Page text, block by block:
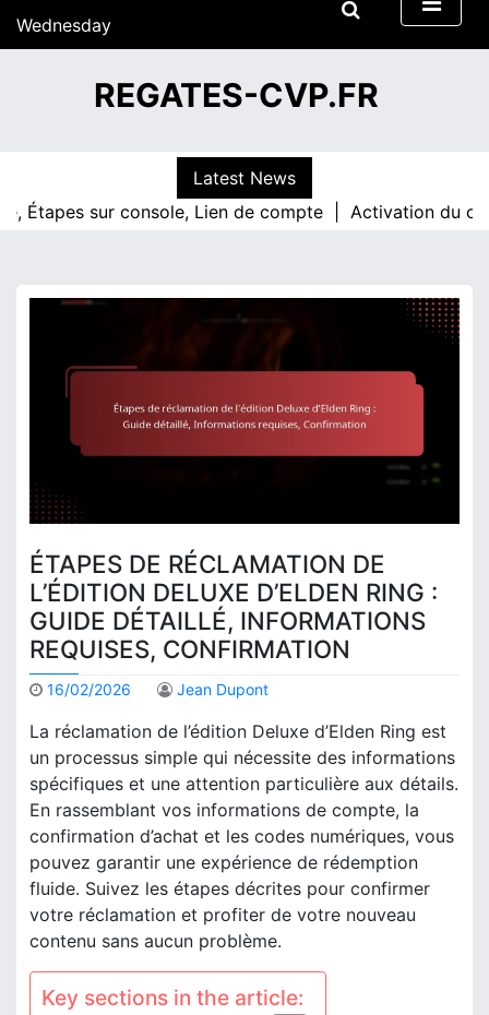
Wednesday
15/07/2026
REGATES-CVP.FR
Latest News
sur console, Lien de compte |Activation du code
ÉTAPES DE RÉCLAMATION DE
L’ÉDITION DELUXE D’ELDEN RING :
GUIDE DÉTAILLÉ, INFORMATIONS
REQUISES, CONFIRMATION
16/02/2026 Jean Dupont
La réclamation de l’édition Deluxe d’Elden Ring est
un processus simple qui nécessite des informations
spécifiques et une attention particulière aux détails.
En rassemblant vos informations de compte, la
confirmation d’achat et les codes numériques, vous
pouvez garantir une expérience de rédemption
fluide. Suivez les étapes décrites pour confirmer
votre réclamation et profiter de votre nouveau
contenu sans aucun problème.
Key sections in the article: